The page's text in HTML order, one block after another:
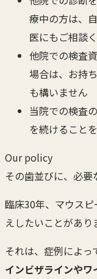
療中の方は、
医にもご相談
他院での検査
場合は、お持
も構いません
当院での検査
を続けること
Our policy
その歯並びに、必要
臨床30年、マウス
えしたいことがあり
それは、症例によっ
インビザラインや